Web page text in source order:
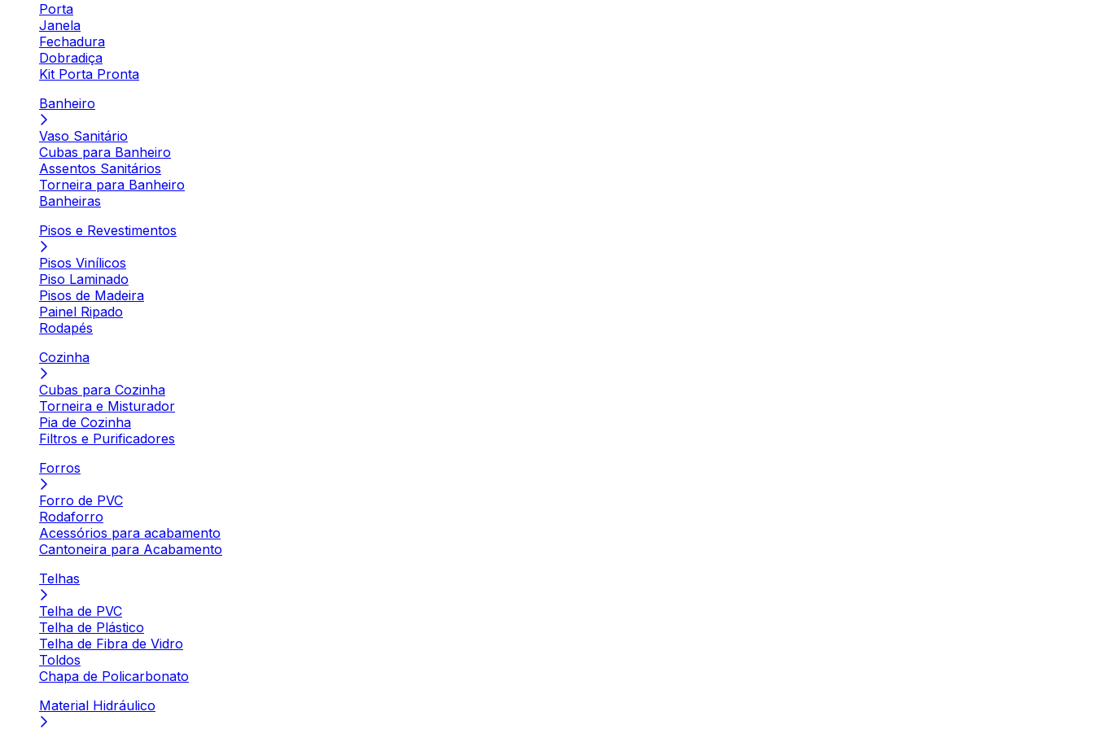
Porta
Janela
Fechadura
Dobradiça
Kit Porta Pronta
Banheiro
Vaso Sanitário
Cubas para Banheiro
Assentos Sanitários
Torneira para Banheiro
Banheiras
Pisos e Revestimentos
Pisos Vinílicos
Piso Laminado
Pisos de Madeira
Painel Ripado
Rodapés
Cozinha
Cubas para Cozinha
Torneira e Misturador
Pia de Cozinha
Filtros e Purificadores
Forros
Forro de PVC
Rodaforro
Acessórios para acabamento
Cantoneira para Acabamento
Telhas
Telha de PVC
Telha de Plástico
Telha de Fibra de Vidro
Toldos
Chapa de Policarbonato
Material Hidráulico